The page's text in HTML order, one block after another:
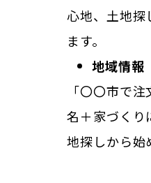
心地、土地探
ます。
地域情報
「〇〇市で
名＋家づくり
地探しから始